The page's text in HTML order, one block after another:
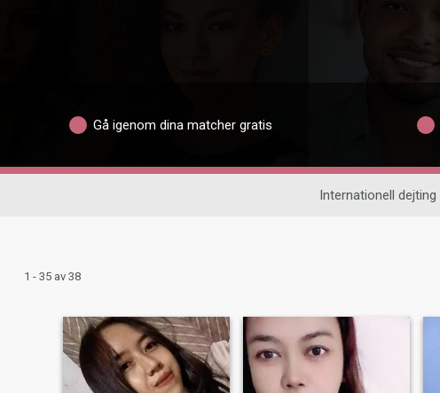
Gå igenom dina matcher gratis
Internationell dejting
1 - 35 av 38